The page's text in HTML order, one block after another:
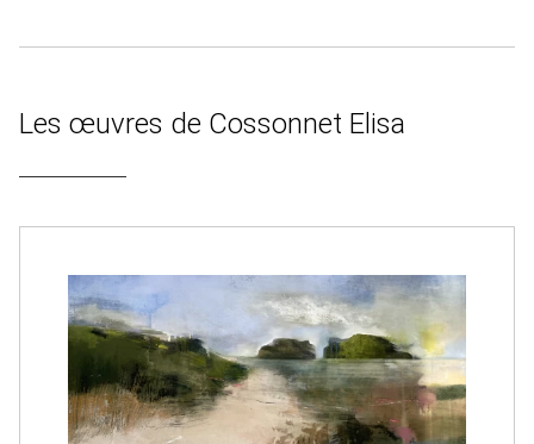
Les œuvres de Cossonnet Elisa